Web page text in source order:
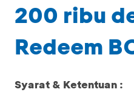
200 ribu
Redeem
Syarat & Ketentuan :